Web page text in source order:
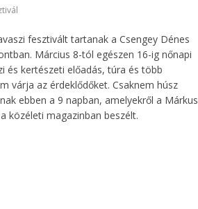
fesztivált tartanak a Csengey Dénes
Március 8-tól egészen 16-ig nőnapi
és kertészeti előadás, túra és több
várja az érdeklődőket. Csaknem húsz
ebben a 9 napban, amelyekről a Márkus
közéleti magazinban beszélt.